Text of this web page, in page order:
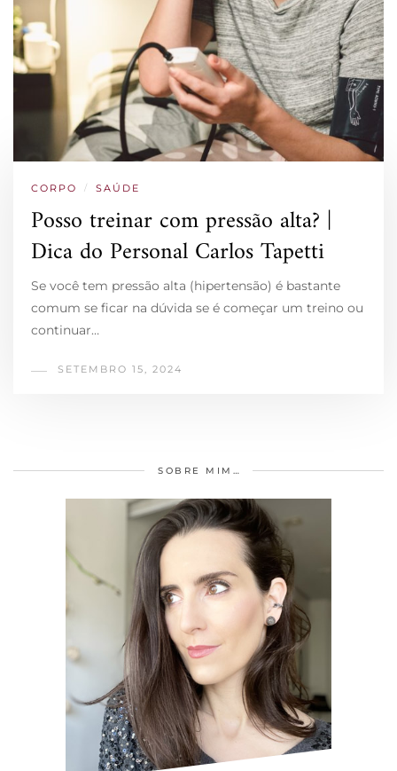
CORPO / SAÚDE
Posso treinar com pressão alta? |
Dica do Personal Carlos Tapetti
Se você tem pressão alta (hipertensão) é bastante
comum se ficar na dúvida se é começar um treino ou
continuar…
SETEMBRO 15, 2024
SOBRE MIM…